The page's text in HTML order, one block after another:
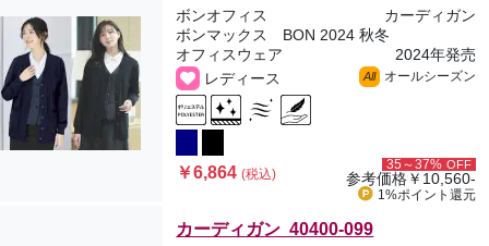
ボンオフィス
カーディガン
ボンマックス BON 2024 秋冬
オフィスウェア
2024年発売
レディース
All オールシーズン
￥6,864(税込)
35～37% OFF
参考価格￥10,560-
1%ポイント 還元
カーディガン 40400-099